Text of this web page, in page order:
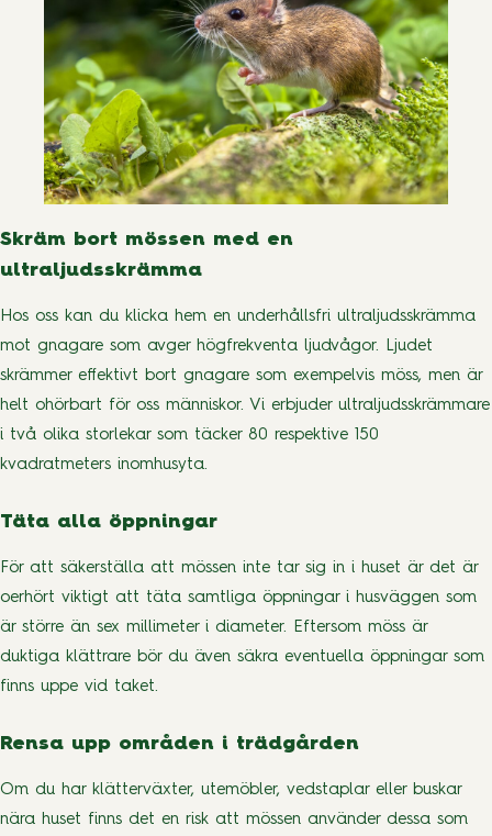
Skräm bort mössen med en
ultraljudsskrämma
Hos oss kan du klicka hem en underhållsfri ultraljudsskrämma
mot gnagare som avger högfrekventa ljudvågor. Ljudet
skrämmer effektivt bort gnagare som exempelvis möss, men är
helt ohörbart för oss människor. Vi erbjuder ultraljudsskrämmare
i två olika storlekar som täcker 80 respektive 150
kvadratmeters inomhusyta.
Täta alla öppningar
För att säkerställa att mössen inte tar sig in i huset är det är
oerhört viktigt att täta samtliga öppningar i husväggen som
är större än sex millimeter i diameter. Eftersom möss är
duktiga klättrare bör du även säkra eventuella öppningar som
finns uppe vid taket.
Rensa upp områden i trädgården
Om du har klätterväxter, utemöbler, vedstaplar eller buskar
nära huset finns det en risk att mössen använder dessa som